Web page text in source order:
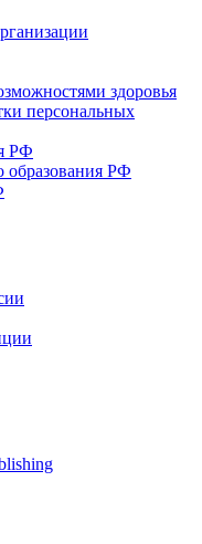
здоровья
персональных
РФ
образования РФ